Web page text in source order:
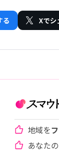
る Xでシ
地域を
あなた